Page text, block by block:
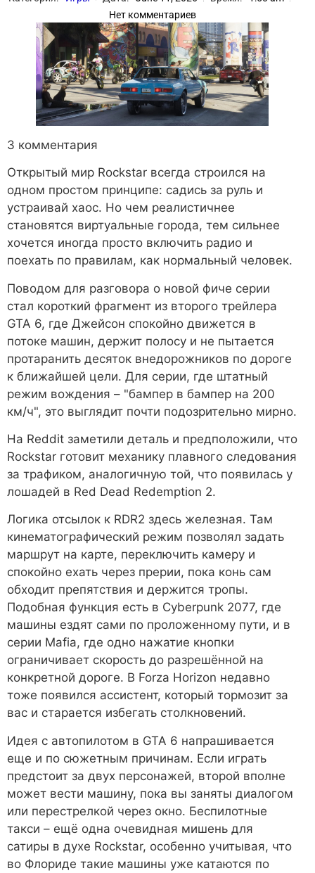
Нет комментариев
3 комментария
Открытый мир Rockstar всегда строился на
одном простом принципе: садись за руль и
устраивай хаос. Но чем реалистичнее
становятся виртуальные города, тем сильнее
хочется иногда просто включить радио и
поехать по правилам, как нормальный человек.
Поводом для разговора о новой фиче серии
стал короткий фрагмент из второго трейлера
GTA 6, где Джейсон спокойно движется в
потоке машин, держит полосу и не пытается
протаранить десяток внедорожников по дороге
к ближайшей цели. Для серии, где штатный
режим вождения – "бампер в бампер на 200
км/ч", это выглядит почти подозрительно мирно.
На Reddit заметили деталь и предположили, что
Rockstar готовит механику плавного следования
за трафиком, аналогичную той, что появилась у
лошадей в Red Dead Redemption 2.
Логика отсылок к RDR2 здесь железная. Там
кинематографический режим позволял задать
маршрут на карте, переключить камеру и
спокойно ехать через прерии, пока конь сам
обходит препятствия и держится тропы.
Подобная функция есть в Cyberpunk 2077, где
машины ездят сами по проложенному пути, и в
серии Mafia, где одно нажатие кнопки
ограничивает скорость до разрешённой на
конкретной дороге. В Forza Horizon недавно
тоже появился ассистент, который тормозит за
вас и старается избегать столкновений.
Идея с автопилотом в GTA 6 напрашивается
еще и по сюжетным причинам. Если играть
предстоит за двух персонажей, второй вполне
может вести машину, пока вы заняты диалогом
или перестрелкой через окно. Беспилотные
такси – ещё одна очевидная мишень для
сатиры в духе Rockstar, особенно учитывая, что
во Флориде такие машины уже катаются по